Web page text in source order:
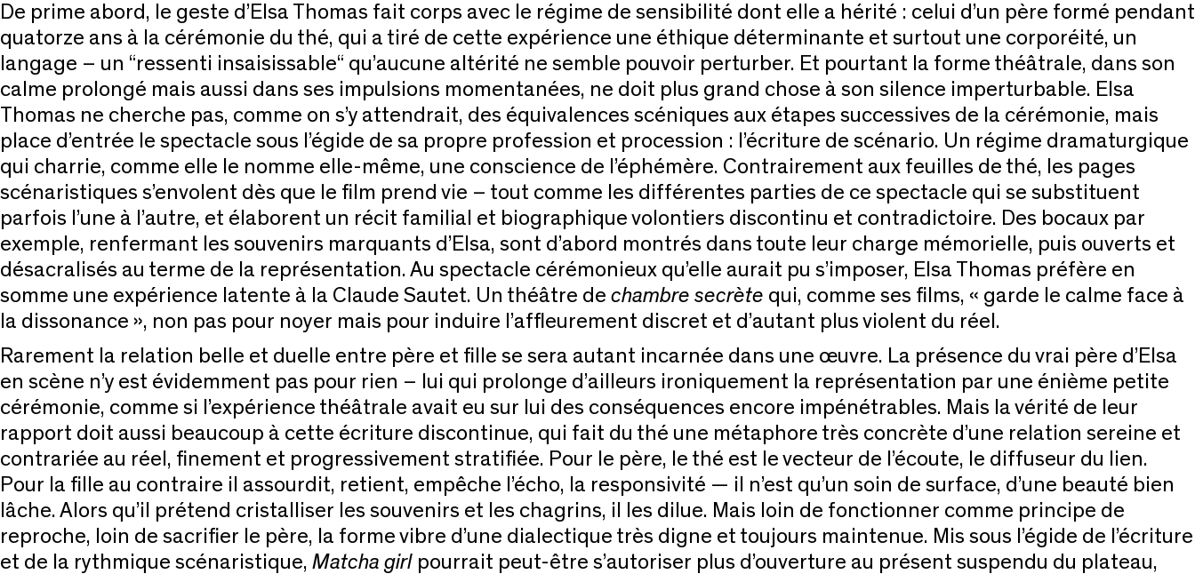
De prime abord, le geste d’Elsa Thomas fait corps avec le régime de sensibilité dont elle a hérité : celui d’un père formé pendant
quatorze ans à la cérémonie du thé, qui a tiré de cette expérience une éthique déterminante et surtout une corporéité, un
langage – un “ressenti insaisissable“ qu’aucune altérité ne semble pouvoir perturber. Et pourtant la forme théâtrale, dans son
calme prolongé mais aussi dans ses impulsions momentanées, ne doit plus grand chose à son silence imperturbable. Elsa
Thomas ne cherche pas, comme on s’y attendrait, des équivalences scéniques aux étapes successives de la cérémonie, mais
place d’entrée le spectacle sous l’égide de sa propre profession et procession : l’écriture de scénario. Un régime dramaturgique
qui charrie, comme elle le nomme elle-même, une conscience de l’éphémère. Contrairement aux feuilles de thé, les pages
scénaristiques s’envolent dès que le film prend vie – tout comme les différentes parties de ce spectacle qui se substituent
parfois l’une à l’autre, et élaborent un récit familial et biographique volontiers discontinu et contradictoire. Des bocaux par
exemple, renfermant les souvenirs marquants d’Elsa, sont d’abord montrés dans toute leur charge mémorielle, puis ouverts et
désacralisés au terme de la représentation. Au spectacle cérémonieux qu’elle aurait pu s’imposer, Elsa Thomas préfère en
somme une expérience latente à la Claude Sautet. Un théâtre de chambre secrète qui, comme ses films, « garde le calme face à
la dissonance », non pas pour noyer mais pour induire l’affleurement discret et d’autant plus violent du réel.
Rarement la relation belle et duelle entre père et fille se sera autant incarnée dans une œuvre. La présence du vrai père d’Elsa
en scène n’y est évidemment pas pour rien – lui qui prolonge d’ailleurs ironiquement la représentation par une énième petite
cérémonie, comme si l’expérience théâtrale avait eu sur lui des conséquences encore impénétrables. Mais la vérité de leur
rapport doit aussi beaucoup à cette écriture discontinue, qui fait du thé une métaphore très concrète d’une relation sereine et
contrariée au réel, finement et progressivement stratifiée. Pour le père, le thé est le vecteur de l’écoute, le diffuseur du lien.
Pour la fille au contraire il assourdit, retient, empêche l’écho, la responsivité — il n’est qu’un soin de surface, d’une beauté bien
lâche. Alors qu’il prétend cristalliser les souvenirs et les chagrins, il les dilue. Mais loin de fonctionner comme principe de
reproche, loin de sacrifier le père, la forme vibre d’une dialectique très digne et toujours maintenue. Mis sous l’égide de l’écriture
et de la rythmique scénaristique, Matcha girl pourrait peut-être s’autoriser plus d’ouverture au présent suspendu du plateau,